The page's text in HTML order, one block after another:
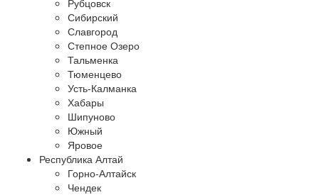
Сибирский
Славгород
Степное Озеро
Тальменка
Тюменцево
Усть-Калманка
Хабары
Шипуново
Южный
Яровое
Республика Алтай
Горно-Алтайск
Чендек